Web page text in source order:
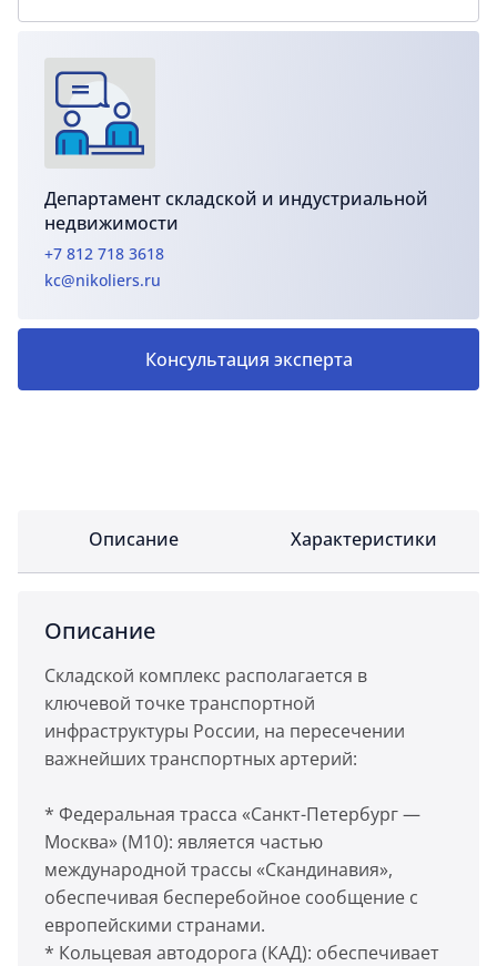
Департамент складской и индустриальной
недвижимости
+7 812 718 3618
kc@nikoliers.ru
Консультация эксперта
Описание Характеристики
Описание
Складской комплекс располагается в
ключевой точке транспортной
инфраструктуры России, на пересечении
важнейших транспортных артерий:
* Федеральная трасса «Санкт-Петербург —
Москва» (М10): является частью
международной трассы «Скандинавия»,
обеспечивая бесперебойное сообщение с
европейскими странами.
* Кольцевая автодорога (КАД): обеспечивает